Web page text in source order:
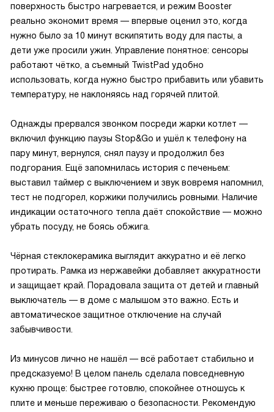
поверхность быстро нагревается, и режим Booster
реально экономит время — впервые оценил это, когда
нужно было за 10 минут вскипятить воду для пасты, а
дети уже просили ужин. Управление понятное: сенсоры
работают чётко, а съемный TwistPad удобно
использовать, когда нужно быстро прибавить или убавить
температуру, не наклоняясь над горячей плитой.
Однажды прервался звонком посреди жарки котлет —
включил функцию паузы Stop&Go и ушёл к телефону на
пару минут, вернулся, снял паузу и продолжил без
подгорания. Ещё запомнилась история с печеньем:
выставил таймер с выключением и звук вовремя напомнил,
тест не подгорел, коржики получились ровными. Наличие
индикации остаточного тепла даёт спокойствие — можно
убрать посуду, не боясь обжига.
Чёрная стеклокерамика выглядит аккуратно и её легко
протирать. Рамка из нержавейки добавляет аккуратности
и защищает край. Порадовала защита от детей и главный
выключатель — в доме с малышом это важно. Есть и
автоматическое защитное отключение на случай
забывчивости.
Из минусов лично не нашёл — всё работает стабильно и
предсказуемо! В целом панель сделала повседневную
кухню проще: быстрее готовлю, спокойнее отношусь к
плитe и меньше переживаю о безопасности. Рекомендую